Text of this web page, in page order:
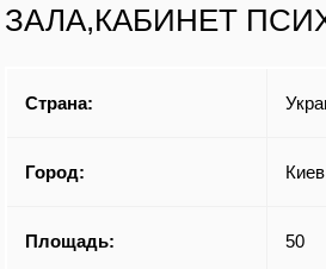
ЗАЛА,КАБИНЕТ
Страна:
Город: Киев
Площадь: 50